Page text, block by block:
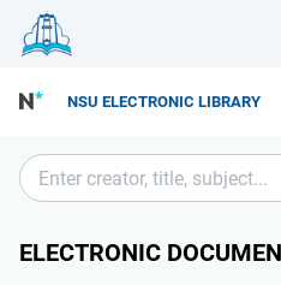
NSU ELECTRONIC LIBRARY
ELECTRONIC